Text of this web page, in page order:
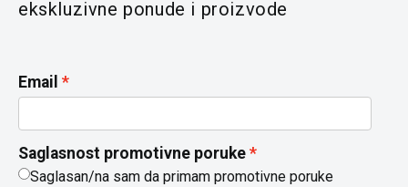
ekskluzivne ponude i proizvode
Email
Saglasnost promotivne poruke
Saglasan/na sam da primam promotivne poruke